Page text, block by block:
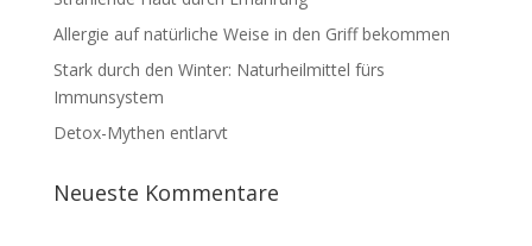
Allergie auf natürliche Weise in den Griff bekommen
Stark durch den Winter: Naturheilmittel fürs
Immunsystem
Detox-Mythen entlarvt
Neueste Kommentare